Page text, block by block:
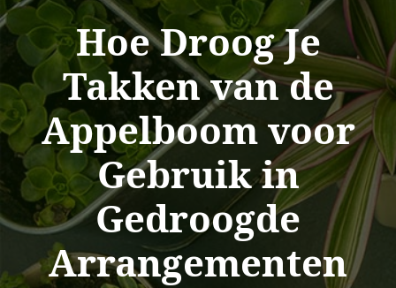
Hoe Droog Je
Takken van de
Appelboom voor
Gebruik in
Gedroogde
Arrangementen